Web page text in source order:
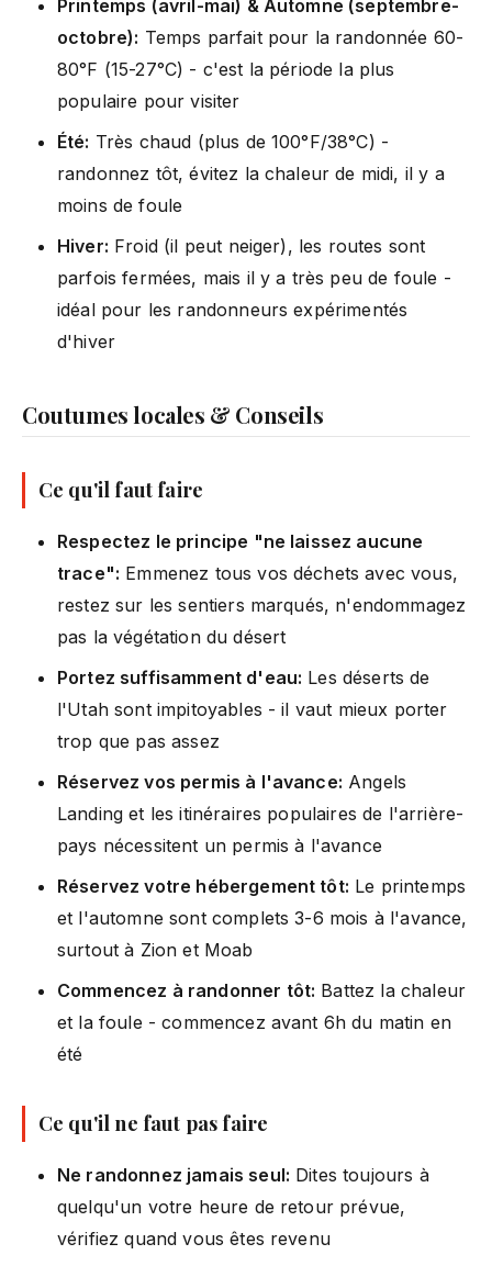
Printemps (avril-mai) & Automne (septembre-
octobre): Temps parfait pour la randonnée 60-
80°F (15-27°C) - c'est la période la plus
populaire pour visiter
Été: Très chaud (plus de 100°F/38°C) -
randonnez tôt, évitez la chaleur de midi, il y a
moins de foule
Hiver: Froid (il peut neiger), les routes sont
parfois fermées, mais il y a très peu de foule -
idéal pour les randonneurs expérimentés
d'hiver
Coutumes locales & Conseils
Ce qu'il faut faire
Respectez le principe "ne laissez aucune
trace": Emmenez tous vos déchets avec vous,
restez sur les sentiers marqués, n'endommagez
pas la végétation du désert
Portez suffisamment d'eau: Les déserts de
l'Utah sont impitoyables - il vaut mieux porter
trop que pas assez
Réservez vos permis à l'avance: Angels
Landing et les itinéraires populaires de l'arrière-
pays nécessitent un permis à l'avance
Réservez votre hébergement tôt: Le printemps
et l'automne sont complets 3-6 mois à l'avance,
surtout à Zion et Moab
Commencez à randonner tôt: Battez la chaleur
et la foule - commencez avant 6h du matin en
été
Ce qu'il ne faut pas faire
Ne randonnez jamais seul: Dites toujours à
quelqu'un votre heure de retour prévue,
vérifiez quand vous êtes revenu